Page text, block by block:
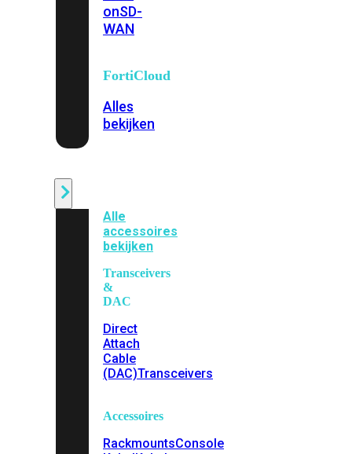
onSD-
WAN
FortiCloud
Alles
bekijken
Alle
accessoires
bekijken
Transceivers
&
DAC
Direct
Attach
Cable
(DAC)Transceivers
Accessoires
RackmountsConsole